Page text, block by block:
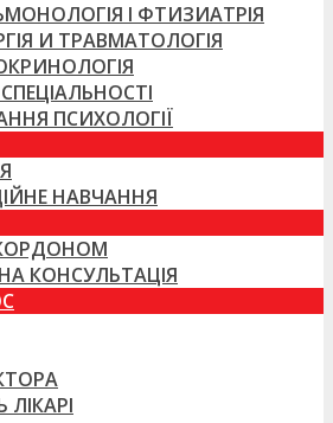
І ФТИЗИАТРІЯ
И ТРАВМАТОЛОГІЯ
СПЕЦІАЛЬНОСТІ
ПСИХОЛОГІЇ
НАВЧАННЯ
КОНСУЛЬТАЦІЯ